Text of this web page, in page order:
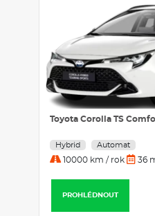
Toyota Corolla TS
Hybrid Automat
10000 km / rok 36
PROHLÉDNOUT